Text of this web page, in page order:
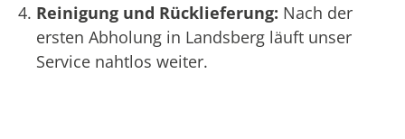
Reinigung und Rücklieferung: Nach der
ersten Abholung in Landsberg läuft unser
Service nahtlos weiter.